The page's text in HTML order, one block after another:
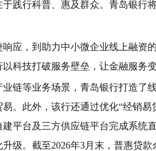
践行科普、惠及群众。青岛银行
应，到助力中小微企业线上融资
科技打破服务壁垒，让金融服务
链等业务场景，青岛银行打造了
。此外，该行还通过优化“经销
平台及三方供应链平台完成系统
级。截至2026年3月末，普惠贷